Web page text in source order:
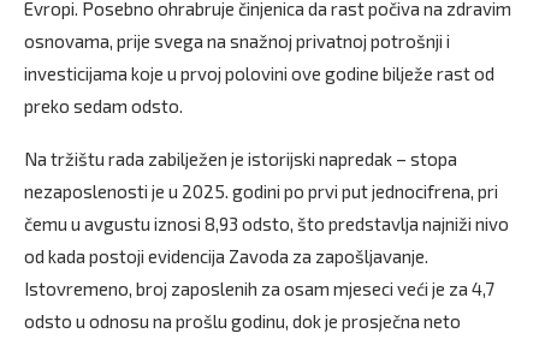
Evropi. Posebno ohrabruje činjenica da rast počiva na zdravim
osnovama, prije svega na snažnoj privatnoj potrošnji i
investicijama koje u prvoj polovini ove godine bilježe rast od
preko sedam odsto.
Na tržištu rada zabilježen je istorijski napredak – stopa
nezaposlenosti je u 2025. godini po prvi put jednocifrena, pri
čemu u avgustu iznosi 8,93 odsto, što predstavlja najniži nivo
od kada postoji evidencija Zavoda za zapošljavanje.
Istovremeno, broj zaposlenih za osam mjeseci veći je za 4,7
odsto u odnosu na prošlu godinu, dok je prosječna neto